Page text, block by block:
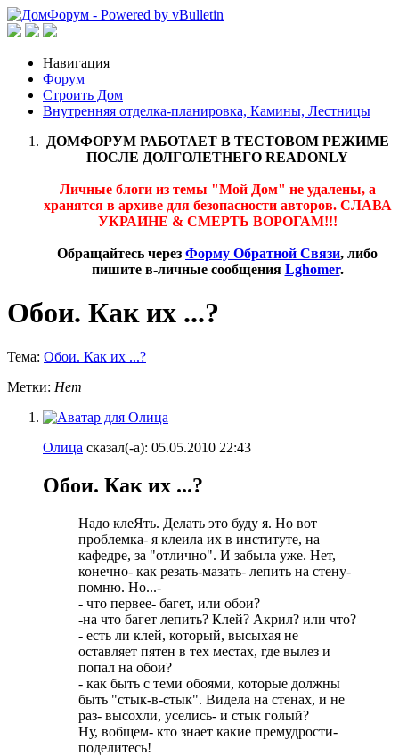
Навигация
Форум
Строить Дом
Внутренняя отделка-планировка, Камины, Лестницы
ДОМФОРУМ РАБОТАЕТ В ТЕСТОВОМ РЕЖИМЕ
ПОСЛЕ ДОЛГОЛЕТНЕГО READONLY
Личные блоги из темы "Мой Дом" не удалены, а
хранятся в архиве для безопасности авторов. СЛАВА
УКРАИНЕ & СМЕРТЬ ВОРОГАМ!!!
Обращайтесь через Форму Обратной Связи, либо
пишите в-личные сообщения Lghomer.
Обои. Как их ...?
Тема: Обои. Как их ...?
Метки: Нет
Олица сказал(-а): 05.05.2010 22:43
Обои. Как их ...?
Надо клеЯть. Делать это буду я. Но вот
проблемка- я клеила их в институте, на
кафедре, за "отлично". И забыла уже. Нет,
конечно- как резать-мазать- лепить на стену-
помню. Но...-
- что первее- багет, или обои?
-на что багет лепить? Клей? Акрил? или что?
- есть ли клей, который, высыхая не
оставляет пятен в тех местах, где вылез и
попал на обои?
- как быть с теми обоями, которые должны
быть "стык-в-стык". Видела на стенах, и не
раз- высохли, уселись- и стык голый?
Ну, вобщем- кто знает какие премудрости-
поделитесь!